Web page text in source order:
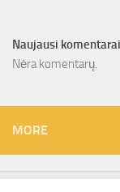
Naujausi komentarai
Nėra komentarų.
MORE